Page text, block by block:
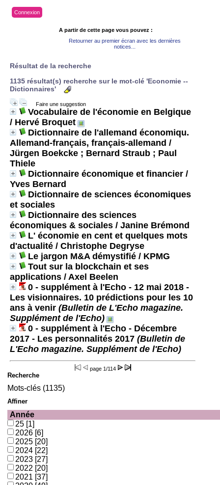
Connexion
A partir de cette page vous pouvez :
Retourner au premier écran avec les dernières
notices...
Résultat de la recherche
1135 résultat(s) recherche sur le mot-clé 'Economie --
Dictionnaires'
Faire une suggestion
Vocabulaire de l'économie en Belgique
/ Hervé Broquet
Dictionnaire de l'allemand économiqu.
Allemand-français, français-allemand /
Jürgen Boekcke ; Bernard Straub ; Paul
Thiele
Dictionnaire économique et financier /
Yves Bernard
Dictionnaire de sciences économiques
et sociales
Dictionnaire des sciences
économiques & sociales / Janine Brémond
L' économie en cent et quelques mots
d'actualité / Christophe Degryse
Le jargon M&A démystifié / KPMG
Tout sur la blockchain et ses
applications / Axel Beelen
0 - supplément à l'Echo - 12 mai 2018 -
Les visionnaires. 10 prédictions pour les 10
ans à venir (Bulletin de L'Echo magazine.
Supplément de l'Echo)
0 - supplément à l'Echo - Décembre
2017 - Les personnalités 2017 (Bulletin de
L'Echo magazine. Supplément de l'Echo)
page 1/114
Recherche
Mots-clés (1135)
Affiner
Année
25 [1]
2026 [6]
2025 [20]
2024 [22]
2023 [27]
2022 [20]
2021 [37]